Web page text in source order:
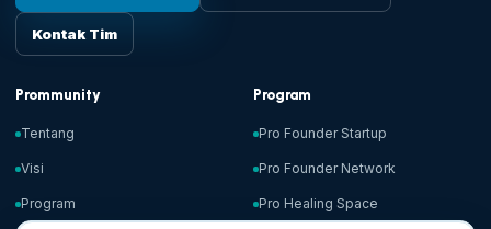
Kontak Tim
Prommunity
Tentang
Visi
Program
Program
Pro Founder Startup
Pro Founder Network
Pro Healing Space